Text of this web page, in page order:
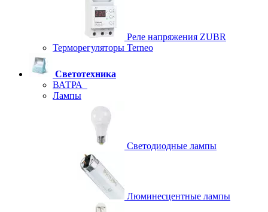
Реле напряжения ZUBR
Терморегуляторы Terneo
Светотехника
ВАТРА
Лампы
Светодиодные лампы
Люминесцентные лампы